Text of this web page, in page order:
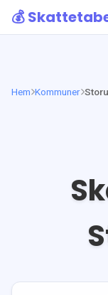
💰
Hem Kommuner